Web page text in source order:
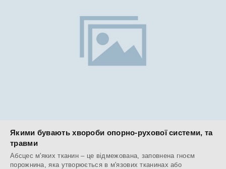
Якими бувають хвороби опорно-рухової системи, та
травми
Абсцес м'яких тканин – це відмежована, заповнена гноєм
порожнина, яка утворюється в м'язових тканинах або